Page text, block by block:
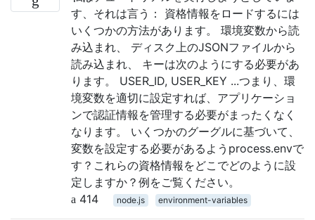
す、それは言う： 資格情報をロードするには
いくつかの方法があります。 環境変数から読
み込まれ、 ディスク上のJSONファイルから
読み込まれ、 キーは次のようにする必要があ
ります。 USER_ID, USER_KEY ...つまり、環
境変数を適切に設定すれば、アプリケーショ
ンで認証情報を管理する必要がまったくなく
なります。 いくつかのグーグルに基づいて、
変数を設定する必要があるようprocess.envで
す？これらの資格情報をどこでどのように設
定しますか？例をご覧ください。
414
node.js environment-variables